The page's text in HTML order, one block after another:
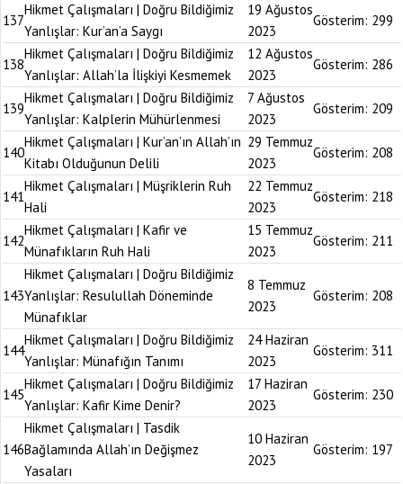
137
Hikmet Çalışmaları | Doğru Bildiğimiz
Yanlışlar: Kur’an’a Saygı
19 Ağustos
2023
Gösterim: 299
138
Hikmet Çalışmaları | Doğru Bildiğimiz
Yanlışlar: Allah’la İlişkiyi Kesmemek
12 Ağustos
2023
Gösterim: 286
139
Hikmet Çalışmaları | Doğru Bildiğimiz
Yanlışlar: Kalplerin Mühürlenmesi
7 Ağustos
2023
Gösterim: 209
140
Hikmet Çalışmaları | Kur’an’ın Allah’ın
Kitabı Olduğunun Delili
29 Temmuz
2023
Gösterim: 208
141
Hikmet Çalışmaları | Müşriklerin Ruh
Hali
22 Temmuz
2023
Gösterim: 218
142
Hikmet Çalışmaları | Kafir ve
Münafıkların Ruh Hali
15 Temmuz
2023
Gösterim: 211
143
Hikmet Çalışmaları | Doğru Bildiğimiz
Yanlışlar: Resulullah Döneminde
Münafıklar
8 Temmuz
2023
Gösterim: 208
144
Hikmet Çalışmaları | Doğru Bildiğimiz
Yanlışlar: Münafığın Tanımı
24 Haziran
2023
Gösterim: 311
145
Hikmet Çalışmaları | Doğru Bildiğimiz
Yanlışlar: Kafir Kime Denir?
17 Haziran
2023
Gösterim: 230
146
Hikmet Çalışmaları | Tasdik
Bağlamında Allah’ın Değişmez
Yasaları
10 Haziran
2023
Gösterim: 197